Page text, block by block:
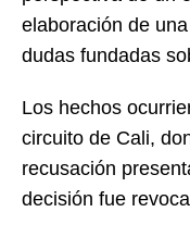
elaboración de
dudas fundadas
Los hechos
circuito de Cali,
recusación
decisión fue